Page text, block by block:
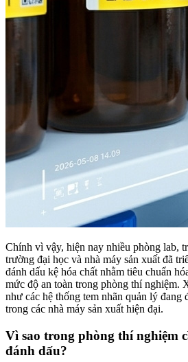
Chính vì vậy, hiện nay nhiều phòng lab,
trường đại học và nhà máy sản xuất đã
đánh dấu kệ hóa chất nhằm tiêu chuẩn
mức độ an toàn trong phòng thí nghiệm.
như các hệ thống tem nhãn quản lý đang
trong các nhà máy sản xuất hiện đại.
Vì sao trong phòng thí nghiệm
đánh dấu?